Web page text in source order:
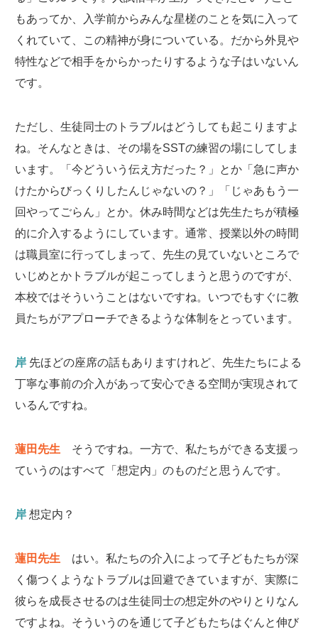
もあってか、入学前からみんな星槎のことを気に入って
くれていて、この精神が身についている。だから外見や
特性などで相手をからかったりするような子はいないん
です。
ただし、生徒同士のトラブルはどうしても起こりますよ
ね。そんなときは、その場をSSTの練習の場にしてしま
います。「今どういう伝え方だった？」とか「急に声か
けたからびっくりしたんじゃないの？」「じゃあもう一
回やってごらん」とか。休み時間などは先生たちが積極
的に介入するようにしています。通常、授業以外の時間
は職員室に行ってしまって、先生の見ていないところで
いじめとかトラブルが起こってしまうと思うのですが、
本校ではそういうことはないですね。いつでもすぐに教
員たちがアプローチできるような体制をとっています。
岸 先ほどの座席の話もありますけれど、先生たちによる
丁寧な事前の介入があって安心できる空間が実現されて
いるんですね。
蓮田先生
そうですね。一方で、私たちができる支援っ
ていうのはすべて「想定内」のものだと思うんです。
岸 想定内？
蓮田先生
はい。私たちの介入によって子どもたちが深
く傷つくようなトラブルは回避できていますが、実際に
彼らを成長させるのは生徒同士の想定外のやりとりなん
ですよね。そういうのを通じて子どもたちはぐんと伸び